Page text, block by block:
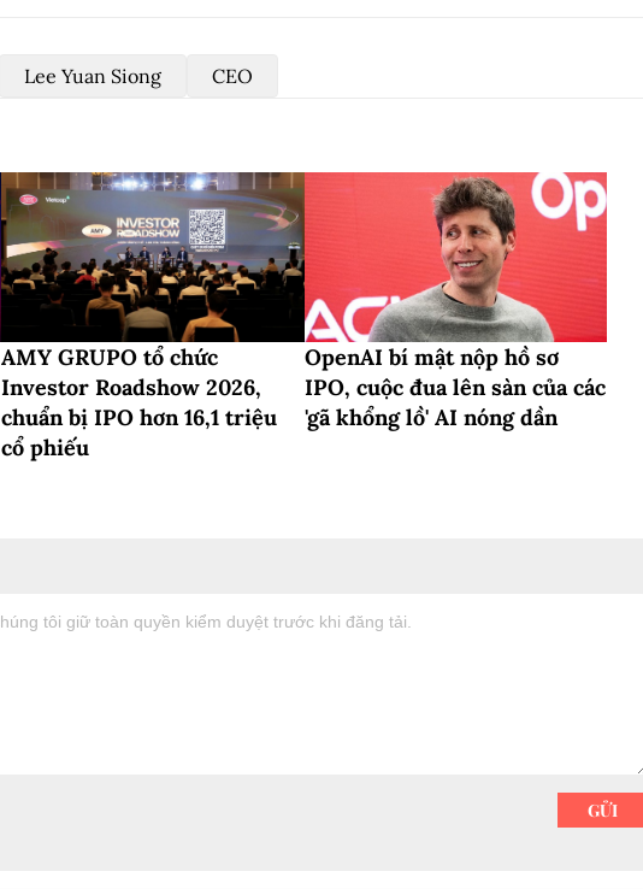
Lee Yuan Siong CEO
AMY GRUPO tổ chức
Investor Roadshow 2026,
chuẩn bị IPO hơn 16,1 triệu
cổ phiếu
OpenAI bí mật nộp hồ sơ
IPO, cuộc đua lên sàn của các
'gã khổng lồ' AI nóng dần